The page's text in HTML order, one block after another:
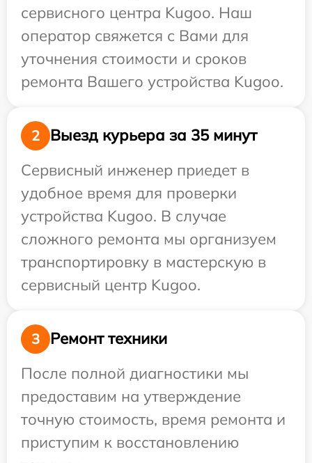
сервисного центра Kugoo. Наш
оператор свяжется с Вами для
уточнения стоимости и сроков
ремонта Вашего устройства Kugoo.
2
Выезд курьера за 35 минут
Сервисный инженер приедет в
удобное время для проверки
устройства Kugoo. В случае
сложного ремонта мы организуем
транспортировку в мастерскую в
сервисный центр Kugoo.
3
Ремонт техники
После полной диагностики мы
предоставим на утверждение
точную стоимость, время ремонта и
приступим к восстановлению